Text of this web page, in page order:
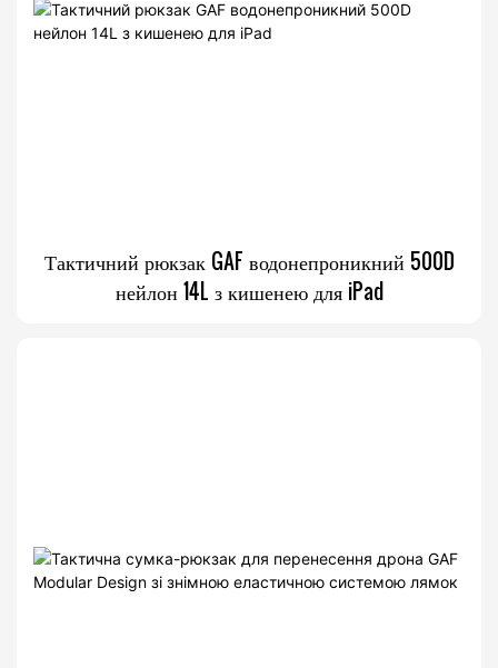
Тактичний рюкзак GAF водонепроникний 500D
нейлон 14L з кишенею для iPad